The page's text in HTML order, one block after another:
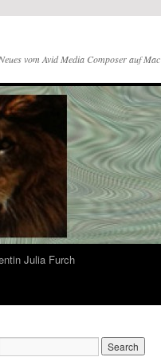
vom Avid Media Composer auf Mac
Julia Furch